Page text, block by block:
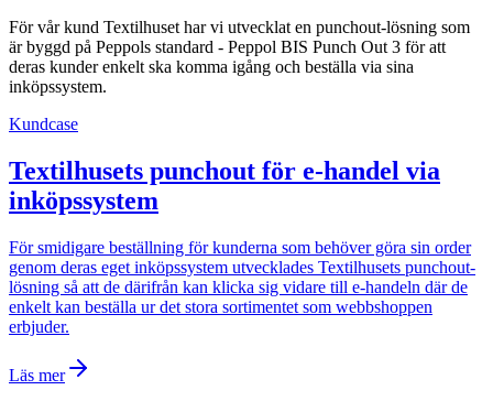
För vår kund Textilhuset har vi utvecklat en punchout-lösning som
är byggd på Peppols standard - Peppol BIS Punch Out 3 för att
deras kunder enkelt ska komma igång och beställa via sina
inköpssystem.
Kundcase
Textilhusets punchout för e-handel via
inköpssystem
För smidigare beställning för kunderna som behöver göra sin order
genom deras eget inköpssystem utvecklades Textilhusets punchout-
lösning så att de därifrån kan klicka sig vidare till e-handeln där de
enkelt kan beställa ur det stora sortimentet som webbshoppen
erbjuder.
Läs mer